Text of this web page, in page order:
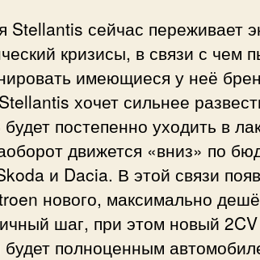
Stellantis сейчас переживает
кризисы, в связи с чем
имеющиеся у неё
хочет сильнее
постепенно уходить в
движется «вниз» по
и Dacia. В этой связи
нового, максимально
шаг, при этом новый
будет полноценным